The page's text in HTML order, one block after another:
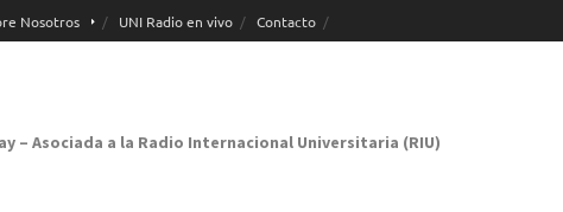
Nosotros UNI Radio en vivo Contacto
– Asociada a la Radio Internacional Universitaria (RIU)